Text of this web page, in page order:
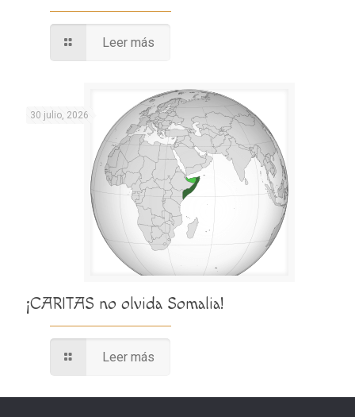
Leer más
30 julio, 2026
¡CARITAS no olvida Somalia!
Leer más